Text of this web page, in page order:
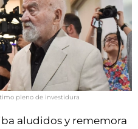
pleno de investidura
aludidos y rememora